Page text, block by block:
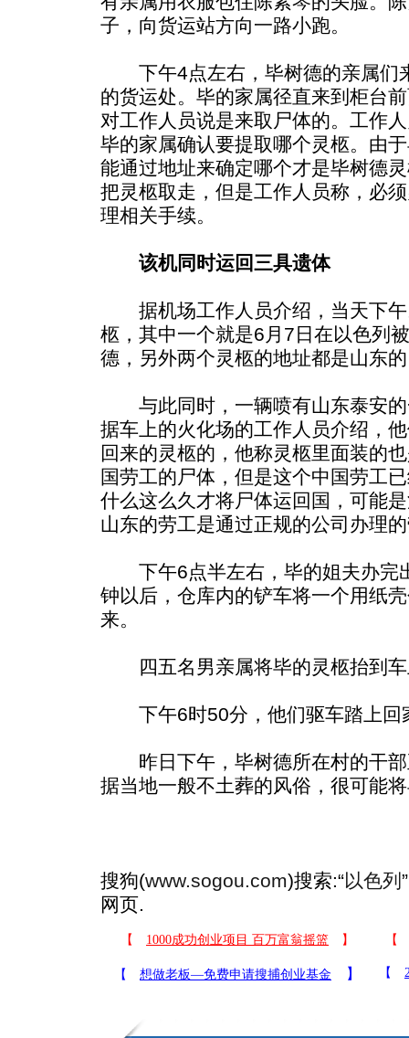
子，向货运站方向一路小跑。
下午4点左右，毕树德的亲属们
的货运处。毕的家属径直来到柜台
对工作人员说是来取尸体的。工作
毕的家属确认要提取哪个灵柩。由
能通过地址来确定哪个才是毕树德
把灵柩取走，但是工作人员称，必
理相关手续。
该机同时运回三具遗体
据机场工作人员介绍，当天下午
柩，其中一个就是6月7日在以色列
德，另外两个灵柩的地址都是山东
与此同时，一辆喷有山东泰安的
据车上的火化场的工作人员介绍，
回来的灵柩的，他称灵柩里面装的
国劳工的尸体，但是这个中国劳工
什么这么久才将尸体运回国，可能
山东的劳工是通过正规的公司办理
下午6点半左右，毕的姐夫办完
钟以后，仓库内的铲车将一个用纸
来。
四五名男亲属将毕的灵柩抬到车
下午6时50分，他们驱车踏上回
昨日下午，毕树德所在村的干部
据当地一般不土葬的风俗，很可能
搜狗(www.sogou.com)搜索:“以色列
网页.